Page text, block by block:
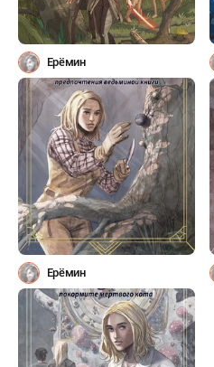
Ерёмин
Ерёмин